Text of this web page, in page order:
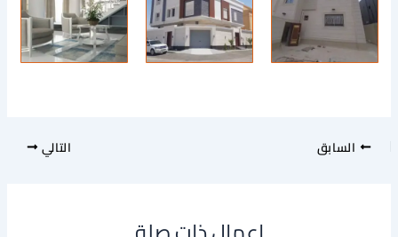
السابق التالي